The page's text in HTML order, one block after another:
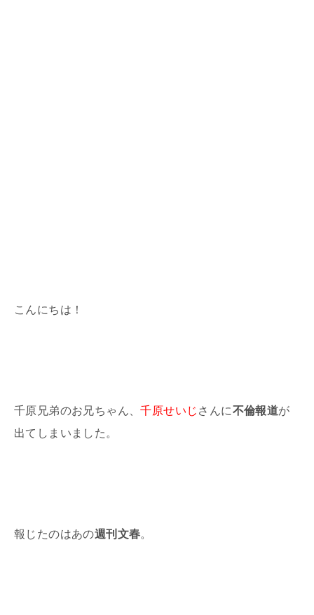
こんにちは！
千原兄弟のお兄ちゃん、千原せいじ さんに不倫報道が
出てしまいました。
報じたのはあの週刊文春。